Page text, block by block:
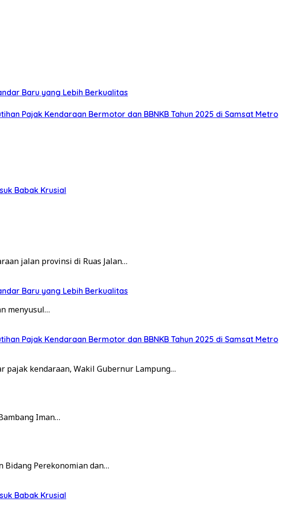
Baru yang Lebih Berkualitas
Pajak Kendaraan Bermotor dan BBNKB Tahun 2025 di Samsat Metro
Babak Krusial
jalan provinsi di Ruas Jalan…
Baru yang Lebih Berkualitas
menyusul…
Pajak Kendaraan Bermotor dan BBNKB Tahun 2025 di Samsat Metro
pajak kendaraan, Wakil Gubernur Lampung…
Iman…
Bidang Perekonomian dan…
Babak Krusial